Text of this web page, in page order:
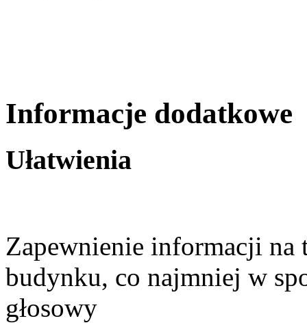
Informacje dodatkowe
Ułatwienia
Zapewnienie informacji na
budynku, co najmniej w
głosowy